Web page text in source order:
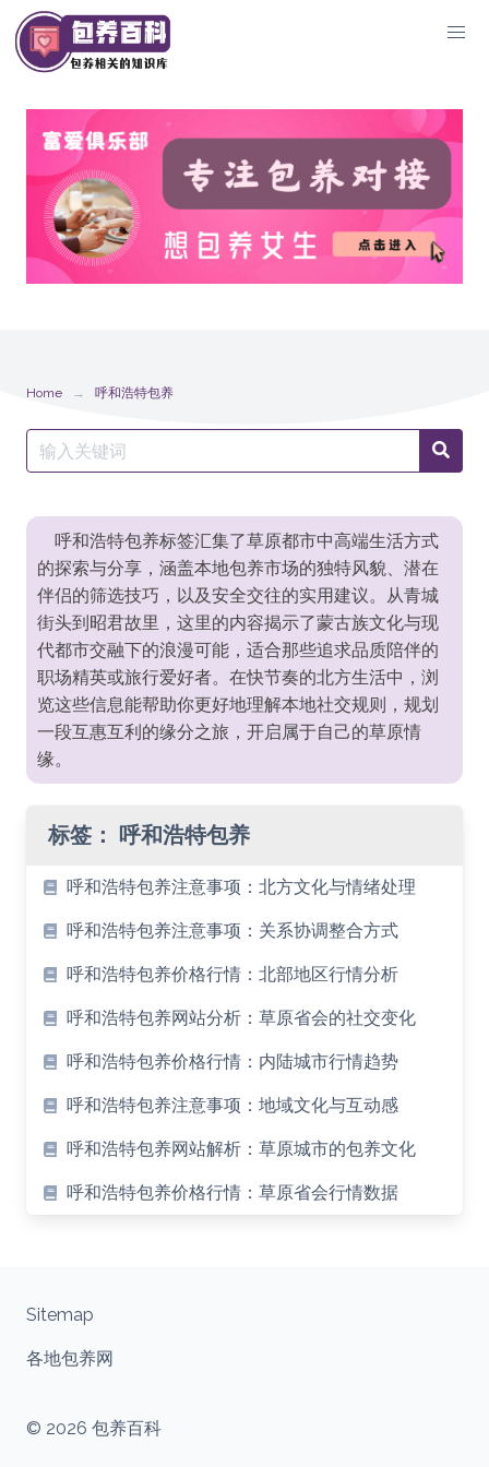
Skip
to
content
Home 呼和浩特包养
Search
for:
呼和浩特包养标签汇集了草原都市中高端生活方式
的探索与分享，涵盖本地包养市场的独特风貌、潜在
伴侣的筛选技巧，以及安全交往的实用建议。从青城
街头到昭君故里，这里的内容揭示了蒙古族文化与现
代都市交融下的浪漫可能，适合那些追求品质陪伴的
职场精英或旅行爱好者。在快节奏的北方生活中，浏
览这些信息能帮助你更好地理解本地社交规则，规划
一段互惠互利的缘分之旅，开启属于自己的草原情
缘。
标签： 呼和浩特包养
呼和浩特包养注意事项：北方文化与情绪处理
呼和浩特包养注意事项：关系协调整合方式
呼和浩特包养价格行情：北部地区行情分析
呼和浩特包养网站分析：草原省会的社交变化
呼和浩特包养价格行情：内陆城市行情趋势
呼和浩特包养注意事项：地域文化与互动感
呼和浩特包养网站解析：草原城市的包养文化
呼和浩特包养价格行情：草原省会行情数据
© 2026 包养百科
Sitemap
各地包养网